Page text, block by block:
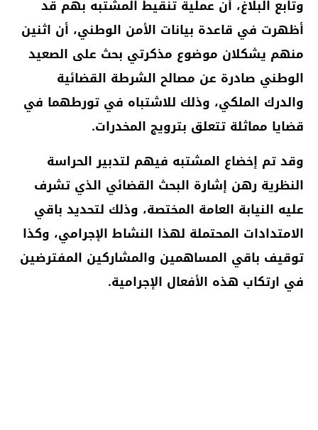
وتابع البلاغ، أن عملية تنقيط المشتبه بهم قد
أظهرت في قاعدة بيانات الأمن الوطني، أن اثنين
منهم يشكلان موضوع مذكرتي بحث على الصعيد
الوطني صادرة عن مصالح الشرطة القضائية
والدرك الملكي، وذلك للاشتباه في تورطهما في
قضايا مماثلة تتعلق بترويج المخدرات.
وقد تم إخضاع المشتبه فيهم لتدبير الحراسة
النظرية رهن إشارة البحث القضائي الذي تشرف
عليه النيابة العامة المختصة، وذلك لتحديد باقي
الامتدادات المحتملة لهذا النشاط الإجرامي، وكذا
توقيف باقي المساهمين والمشاركين المفترضين
في ارتكاب هذه الأفعال الإجرامية.